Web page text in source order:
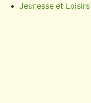
Jeunesse et Loisirs